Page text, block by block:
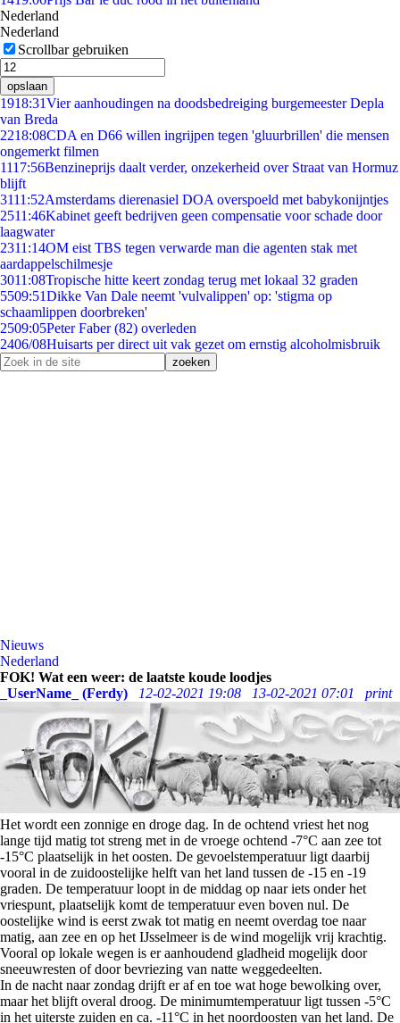
Nederland
Nederland
Scrollbar gebruiken
opslaan
1918:31Vier aanhoudingen na doodsbedreiging burgemeester Depla
van Breda
2218:08CDA en D66 willen ingrijpen tegen 'gluurbrillen' die mensen
ongemerkt filmen
1117:56Benzineprijs daalt verder, onzekerheid over Straat van Hormuz
blijft
3111:52Amsterdams dierenasiel DOA overspoeld met babykonijntjes
2511:46Kabinet geeft bedrijven geen compensatie voor schade door
laagwater
2311:14OM eist TBS tegen verwarde man die agenten stak met
aardappelschilmesje
3011:08Tropische hitte keert zondag terug met lokaal 32 graden
5509:51Dikke Van Dale neemt 'vulvalippen' op: 'stigma op
schaamlippen doorbreken'
2509:05Peter Faber (82) overleden
2406/08Huisarts per direct uit vak gezet om ernstig alcoholmisbruik
Nieuws
Nederland
FOK! Wat een weer: de laatste koude loodjes
_UserName_ (Ferdy)
12-02-2021 19:08 13-02-2021 07:01 print
Het wordt een zonnige en droge dag. In de ochtend vriest het nog
lange tijd matig tot streng met in de vroege ochtend -7°C aan zee tot
-15°C plaatselijk in het oosten. De gevoelstemperatuur ligt daarbij
vooral in de zuidoostelijke helft van het land tussen de -15 en -19
graden. De temperatuur loopt in de middag op naar iets onder het
vriespunt, plaatselijk komt de temperatuur even boven nul. De
oostelijke wind is eerst zwak tot matig en neemt overdag toe naar
matig, aan zee en op het IJsselmeer is de wind mogelijk vrij krachtig.
Vooral op lokale wegen is er aanhoudend gladheid mogelijk door
sneeuwresten of door bevriezing van natte weggedeelten.
In de nacht naar zondag drijft er af en toe wat hoge bewolking over,
maar het blijft overal droog. De minimumtemperatuur ligt tussen -5°C
in het uiterste zuiden en ca. -11°C in het noordoosten van het land. De